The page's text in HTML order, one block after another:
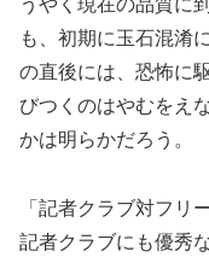
うやく現在の品質に
も、初期に玉石混淆
の直後には、恐怖に
びつくのはやむをえ
かは明らかだろう。
「記者クラブ対フリ
記者クラブにも優秀